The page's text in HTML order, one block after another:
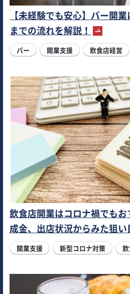
【未経験でも安心】バー開
までの流れを解説！
バー 開業支援 飲食店経営
飲食店開業はコロナ禍でも
成金、出店状況からみた狙
開業支援 新型コロナ対策